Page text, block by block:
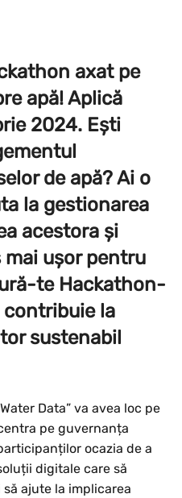
axat pe
apă! Aplică
2024. Ești
de apă? Ai o
la gestionarea
acestora și
mai ușor pentru
te Hackathon-
contribuie la
sustenabil
Data” va avea loc pe
pe guvernanța
ocazia de a
digitale care să
ajute la implicarea